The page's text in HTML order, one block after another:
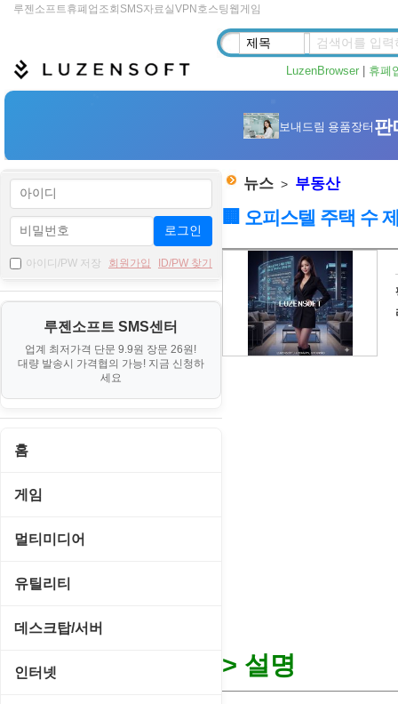
루젠소프트휴폐업조회 SMS자료실 VPN 호스팅 웹게임
LuzenBrowser 휴폐
로그인
아이디/PW 저장 회원가입 ID/PW 찾기
루젠소프트 SMS센터
업계 최저가격 단문 9.9원 장문 26원!
대량 발송시 가격협의 가능! 지금 신청하
세요
홈
게임
게임 관련 툴
아케이드/액션
멀티미디어
CD/DVD 재생기
유틸리티
CD/CDR/DVD
데스크탑/서버
Prometheus
인터넷
뉴스 > 부동산
🏢 오피스텔 주택 수
정
> 설명